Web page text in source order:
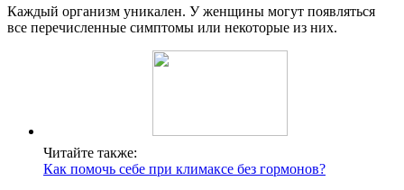
Каждый организм уникален. У женщины могут появляться
все перечисленные симптомы или некоторые из них.
Читайте также:
Как помочь себе при климаксе без гормонов?